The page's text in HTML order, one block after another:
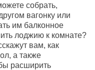
собрать,
вагонку или
им балконное
лоджию к комнате?
вам, как
а также
расширить